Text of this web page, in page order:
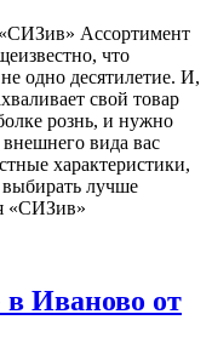
Ассортимент
что
одно десятилетие. И,
свой товар
рознь, и нужно
вида вас
характеристики,
выбирать лучше
«СИЗив»
Иваново от